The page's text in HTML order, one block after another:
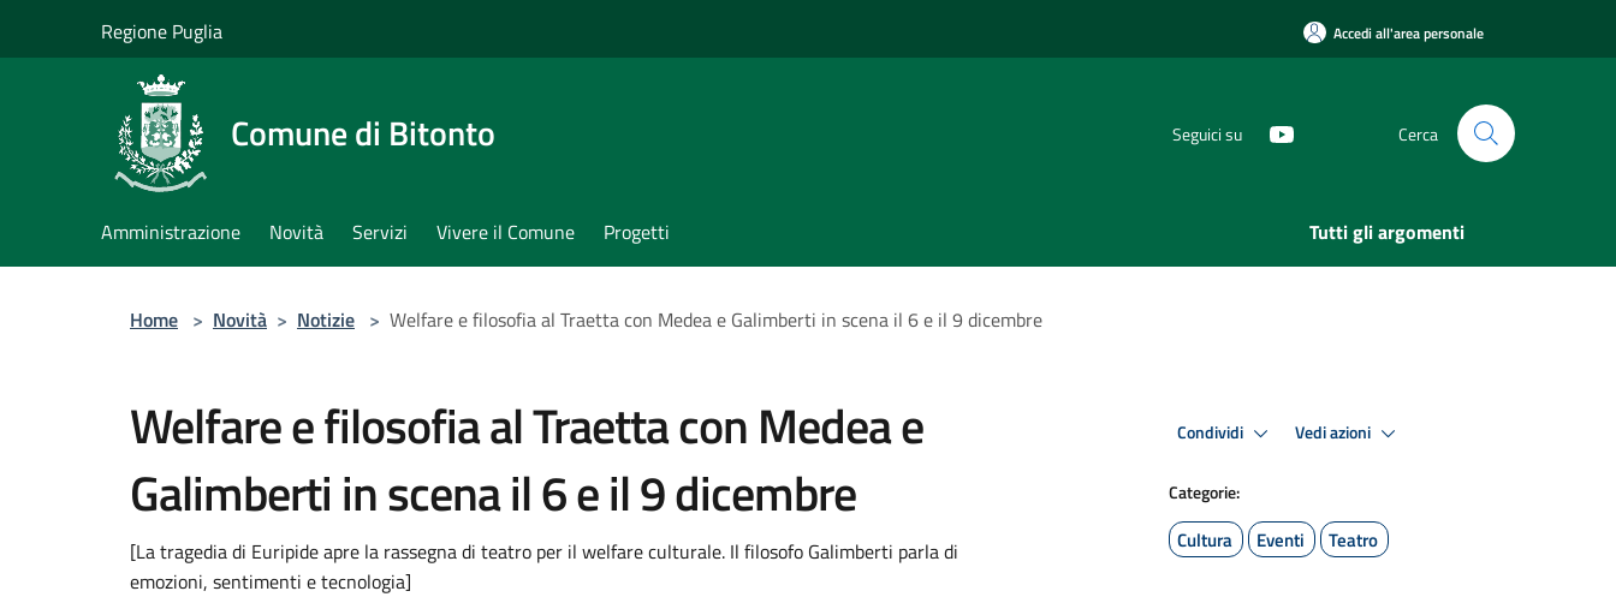
Regione Puglia Accedi all'area personale
Comune di Bitonto Seguici su Cerca
Amministrazione Novità Servizi Vivere il Comune Progetti Tutti gli argomenti
Home > Novità > Notizie > Welfare e filosofia al Traetta con Medea e Galimberti in scena il 6 e il 9 dicembre
Welfare e filosofia al Traetta con Medea e
Galimberti in scena il 6 e il 9 dicembre
[La tragedia di Euripide apre la rassegna di teatro per il welfare culturale. Il filosofo Galimberti parla di
emozioni, sentimenti e tecnologia]
Condividi Vedi azioni
Categorie:
Cultura Eventi Teatro